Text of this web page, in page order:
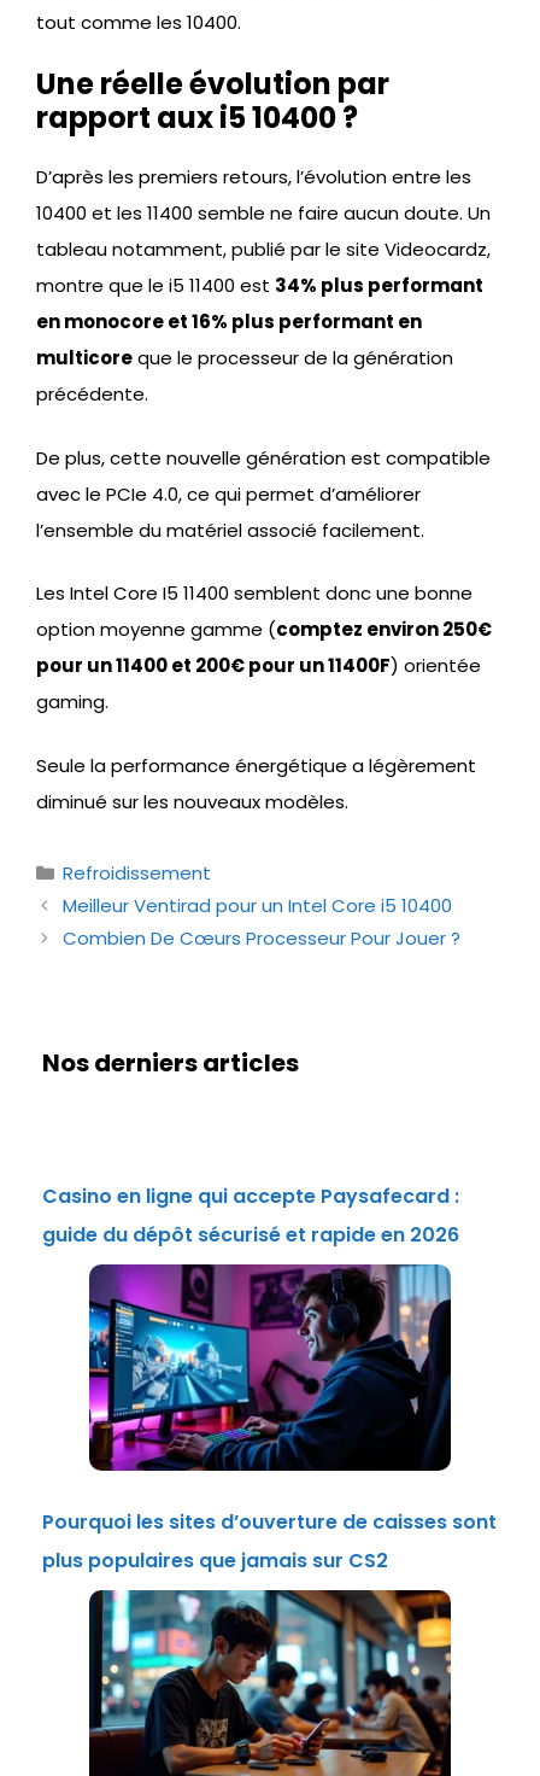
tout comme les 10400.
Une réelle évolution par
rapport aux i5 10400 ?
D’après les premiers retours, l’évolution entre les
10400 et les 11400 semble ne faire aucun doute. Un
tableau notamment, publié par le site Videocardz,
montre que le i5 11400 est 34% plus performant
en monocore et 16% plus performant en
multicoreque le processeur de la génération
précédente.
De plus, cette nouvelle génération est compatible
avec le PCIe 4.0, ce qui permet d’améliorer
l’ensemble du matériel associé facilement.
Les Intel Core I5 11400 semblent donc une bonne
option moyenne gamme (comptez environ 250€
pour un 11400 et 200€ pour un 11400F) orientée
gaming.
Seule la performance énergétique a légèrement
diminué sur les nouveaux modèles.
Catégories
Refroidissement
Meilleur Ventirad pour un Intel Core i5 10400
Combien De Cœurs Processeur Pour Jouer ?
Nos derniers articles
Casino en ligne qui accepte Paysafecard :
guide du dépôt sécurisé et rapide en 2026
Pourquoi les sites d’ouverture de caisses sont
plus populaires que jamais sur CS2